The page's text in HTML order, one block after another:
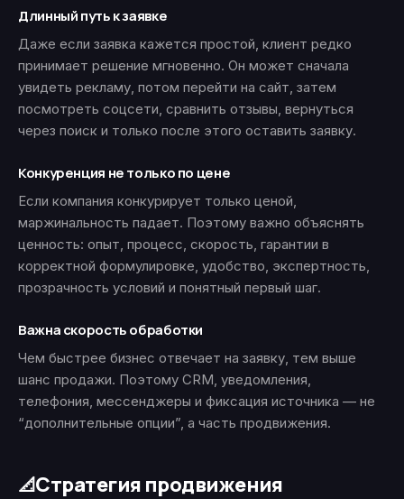
Длинный путь к заявке
Даже если заявка кажется простой, клиент редко
принимает решение мгновенно. Он может сначала
увидеть рекламу, потом перейти на сайт, затем
посмотреть соцсети, сравнить отзывы, вернуться
через поиск и только после этого оставить заявку.
Конкуренция не только по цене
Если компания конкурирует только ценой,
маржинальность падает. Поэтому важно объяснять
ценность: опыт, процесс, скорость, гарантии в
корректной формулировке, удобство, экспертность,
прозрачность условий и понятный первый шаг.
Важна скорость обработки
Чем быстрее бизнес отвечает на заявку, тем выше
шанс продажи. Поэтому CRM, уведомления,
телефония, мессенджеры и фиксация источника — не
“дополнительные опции”, а часть продвижения.
📐Стратегия продвижения